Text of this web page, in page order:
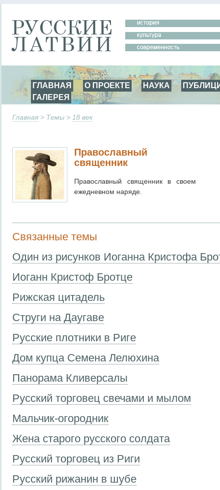
ГЛАВНАЯ О ПРОЕКТЕ НАУКА
ГАЛЕРЕЯ
Главная > Темы > 18 век
Православный
священник
Православный священник в своем
ежедневном наряде.
Связанные темы
Один из рисунков Иоганна Кристофа
Иоганн Кристоф Бротце
Рижская цитадель
Струги на Даугаве
Русские плотники в Риге
Дом купца Семена Лелюхина
Панорама Кливерсалы
Русский торговец свечами и мылом
Мальчик-огородник
Жена старого русского солдата
Русский торговец из Риги
Русский рижанин в шубе